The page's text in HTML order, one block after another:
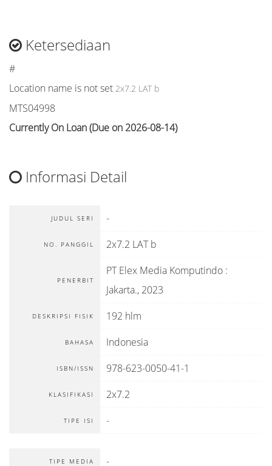
Ketersediaan
#
Location name is not set 2x7.2 LAT b
MTS04998
Currently On Loan (Due on 2026-08-14)
Informasi Detail
JUDUL SERI -
NO. PANGGIL 2x7.2 LAT b
PENERBIT
PT Elex Media Komputindo :
Jakarta., 2023
DESKRIPSI FISIK 192 hlm
BAHASA Indonesia
ISBN/ISSN 978-623-0050-41-1
KLASIFIKASI 2x7.2
TIPE ISI -
TIPE MEDIA -